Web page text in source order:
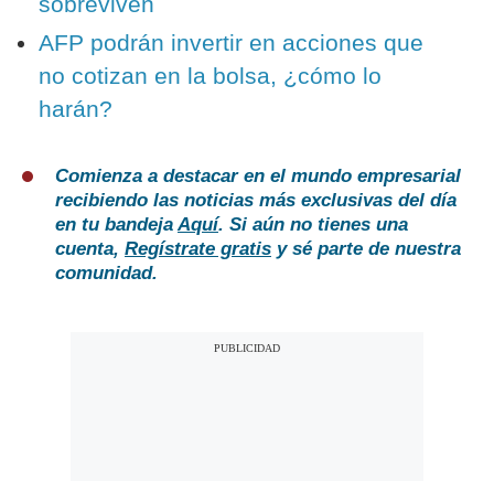
AFP podrán invertir en acciones que
no cotizan en la bolsa, ¿cómo lo
harán?
Comienza a destacar en el mundo empresarial
recibiendo las noticias más exclusivas del día
en tu bandejaAquí. Si aún no tienes una
cuenta, Regístrate gratis y sé parte de nuestra
comunidad.